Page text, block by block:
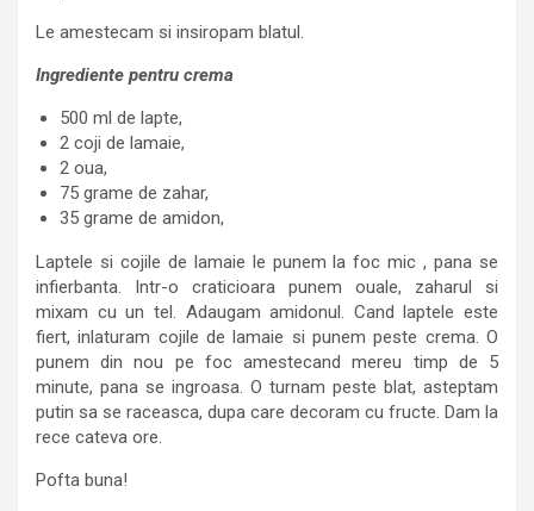
Le amestecam si insiropam blatul.
Ingrediente pentru crema
500 ml de lapte,
2 coji de lamaie,
2 oua,
75 grame de zahar,
35 grame de amidon,
Laptele si cojile de lamaie le punem la foc mic , pana se
infierbanta. Intr-o craticioara punem ouale, zaharul si
mixam cu un tel. Adaugam amidonul. Cand laptele este
fiert, inlaturam cojile de lamaie si punem peste crema. O
punem din nou pe foc amestecand mereu timp de 5
minute, pana se ingroasa. O turnam peste blat, asteptam
putin sa se raceasca, dupa care decoram cu fructe. Dam la
rece cateva ore.
Pofta buna!